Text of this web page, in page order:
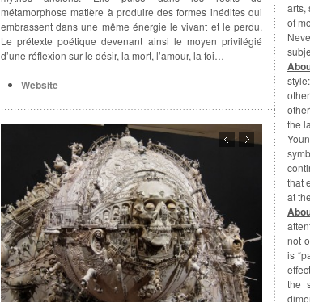
métamorphose matière à produire des formes inédites qui
embrassent dans une même énergie le vivant et le perdu.
Le prétexte poétique devenant ainsi le moyen privilégié
d’une réflexion sur le désir, la mort, l’amour, la foi…
Website
arts,
of
the
that
at
not
is
the